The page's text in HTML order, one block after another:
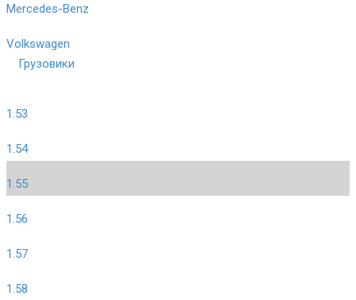
Mercedes-Benz
Volkswagen
Грузовики
1.53
1.54
1.55
1.56
1.57
1.58